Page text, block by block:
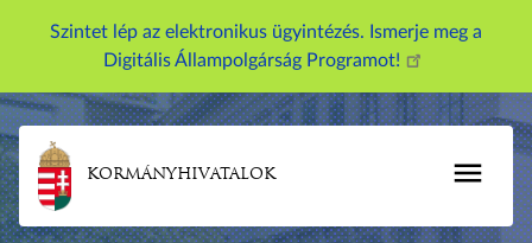
á
a
a
Szintet lép az elektronikus ügyintézés. Ismerje meg a
Digitális Állampolgárság Programot!
KORMÁNYHIVATALOK